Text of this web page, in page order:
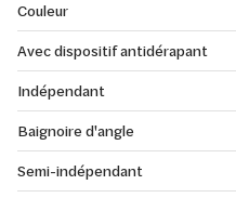
Couleur
Avec dispositif antidérapant
Indépendant
Baignoire d'angle
Semi-indépendant